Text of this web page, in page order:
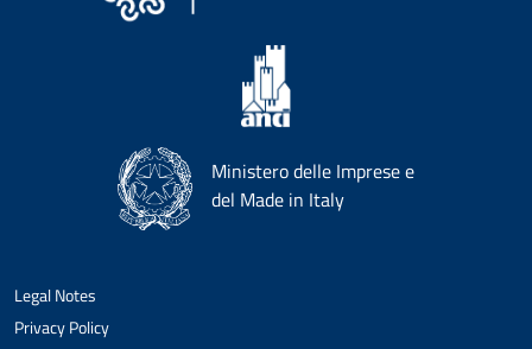
Ministero delle Imprese e
del Made in Italy
Legal Notes
Privacy Policy